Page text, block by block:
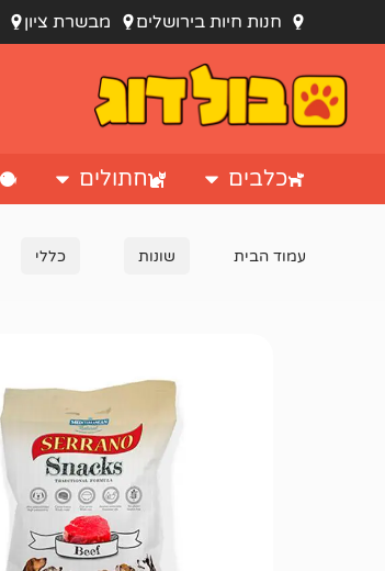
חנות חיות בירושלים מבשרת ציון
כלבים חתולים
עמוד הבית שונות כללי